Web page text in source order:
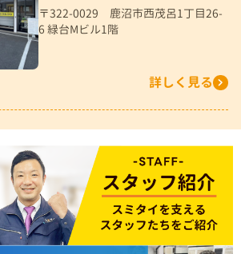
〒322-0029 鹿沼市西茂呂1丁目26-
6 緑台Mビル1階
詳しく見る